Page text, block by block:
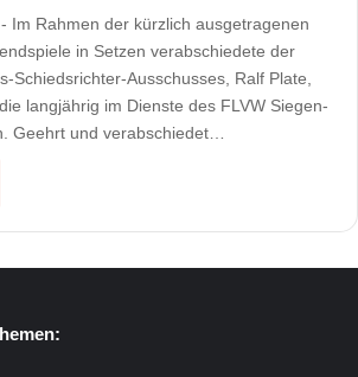
Im Rahmen der kürzlich ausgetragenen
in Setzen verabschiedete der
Schiedsrichter-Ausschusses, Ralf Plate,
langjährig im Dienste des FLVW Siegen-
Geehrt und verabschiedet…